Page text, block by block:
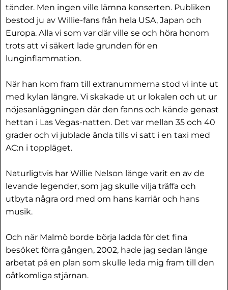
tänder. Men ingen ville lämna konserten. Publiken
bestod ju av Willie-fans från hela USA, Japan och
Europa. Alla vi som var där ville se och höra honom
trots att vi säkert lade grunden för en
lunginflammation.
När han kom fram till extranummerna stod vi inte ut
med kylan längre. Vi skakade ut ur lokalen och ut ur
nöjesanläggningen där den fanns och kände genast
hettan i Las Vegas-natten. Det var mellan 35 och 40
grader och vi jublade ända tills vi satt i en taxi med
AC:n i toppläget.
Naturligtvis har Willie Nelson länge varit en av de
levande legender, som jag skulle vilja träffa och
utbyta några ord med om hans karriär och hans
musik.
Och när Malmö borde börja ladda för det fina
besöket förra gången, 2002, hade jag sedan länge
arbetat på en plan som skulle leda mig fram till den
oåtkomliga stjärnan.